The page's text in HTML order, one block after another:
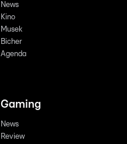
News
Kino
Musek
Bicher
Agenda
Gaming
News
Review